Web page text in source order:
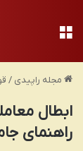
مجله راپیدی /
ابطال
راهنمای